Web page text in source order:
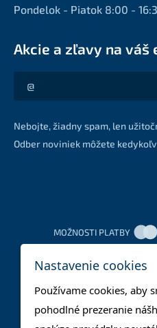
Pondelok - Piatok 8:00 -
Akcie a zľavy na
Akcie a zľavy na váš e-mail z
Nebojte, žiadny spam, len
Odber noviniek môžete
MOŽNOSTI PLATBY
Nastavenie cookies
Používame cookies, aby
pohodlné prezeranie